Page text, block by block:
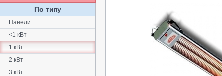
По типу
Панели
<1 кВт
1 кВт
2 кВт
3 кВт